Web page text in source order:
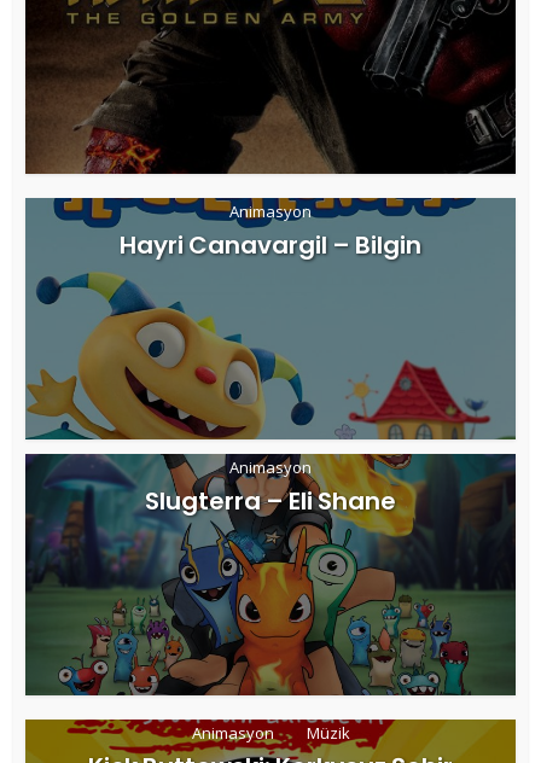
Animasyon
Hayri Canavargil – Bilgin
Animasyon
Slugterra – Eli Shane
Animasyon Müzik